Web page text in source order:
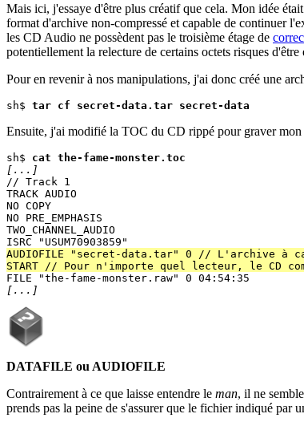
Mais ici, j'essaye d'être plus créatif que cela. Mon idée
format d'archive non-compressé et capable de continuer
les CD Audio ne possèdent pas le troisième étage de
potentiellement la relecture de certains octets risques d'être
Pour en revenir à nos manipulations, j'ai donc créé une
sh$ tar cf secret-data.tar secret-data
Ensuite, j'ai modifié la TOC du CD rippé pour graver mon
sh$ cat the-fame-monster.toc
[...]
// Track 1
TRACK AUDIO
NO COPY
NO PRE_EMPHASIS
TWO_CHANNEL_AUDIO
AUDIOFILE "secret-data.tar" 0 // L'archive à
START // Pour n'importe quel lecteur, le CD
[...]
DATAFILE ou AUDIOFILE
Contrairement à ce que laisse entendre le man, il ne
prends pas la peine de s'assurer que le fichier indiqué par